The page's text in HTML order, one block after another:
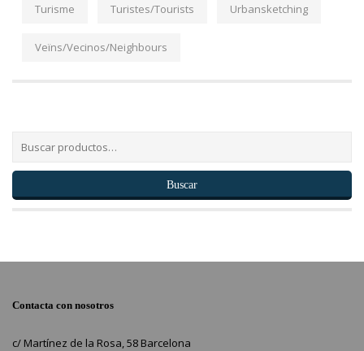
Turisme Turistes/Tourists Urbansketching
Veïns/Vecinos/Neighbours
Buscar
Contacta con nosotros
c/ Martínez de la Rosa, 58 Barcelona